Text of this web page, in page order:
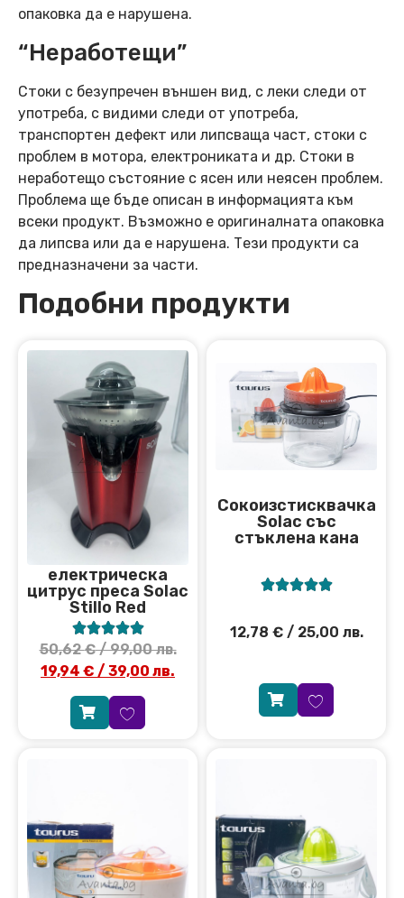
опаковка да е нарушена.
“Неработещи”
Стоки с безупречен външен вид, с леки следи от
употреба, с видими следи от употреба,
транспортен дефект или липсваща част, стоки с
проблем в мотора, електрониката и др. Стоки в
неработещо състояние с ясен или неясен проблем.
Проблема ще бъде описан в информацията към
всеки продукт. Възможно е оригиналната опаковка
да липсва или да е нарушена. Тези продукти са
предназначени за части.
Подобни продукти
електрическа
цитрус преса Solac
Stillo Red

50,62€/ 99,00 лв.
19,94 € / 39,00 лв.
Сокоизстисквачка
Solac със
стъклена кана

12,78 €/ 25,00 лв.